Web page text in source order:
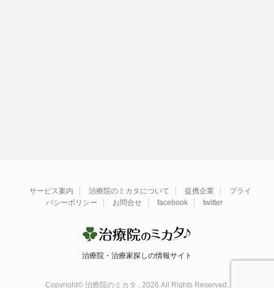
サービス案内 治療院のミカタについて 提携企業
プライ
バシーポリシー
お問合せ facebook twitter
治療院・治療家探しの情報サイト
Copyright© 治療院のミカタ , 2026 All Rights Reserved.